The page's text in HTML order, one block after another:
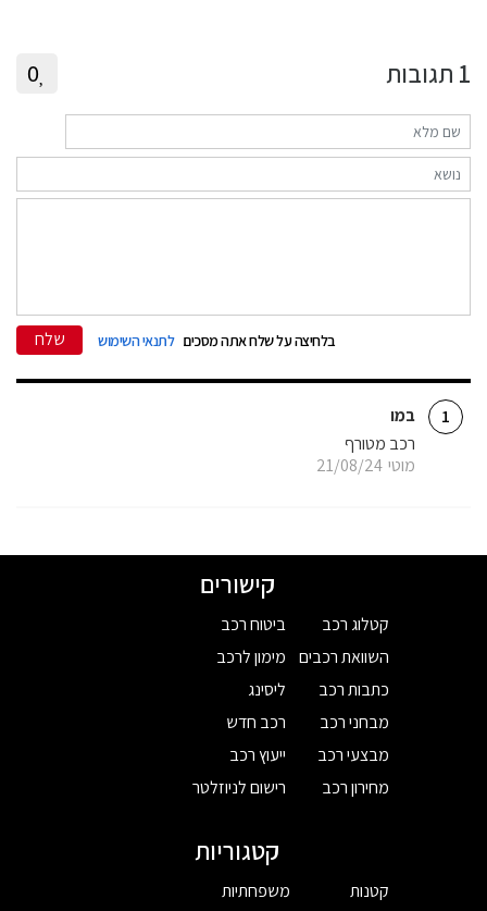
1 תגובות 0
בלחיצה על שלח אתה מסכים לתנאי השימוש שלח
1 במו
מוטי 21/08/24
רכב מטורף
קישורים
קטלוג רכב
השוואת רכבים
כתבות רכב
מבחני רכב
מבצעי רכב
מחירון רכב
ביטוח רכב
מימון לרכב
ליסינג
רכב חדש
ייעוץ רכב
רישום לניוזלטר
קטגוריות
קטנות
משפחתיות